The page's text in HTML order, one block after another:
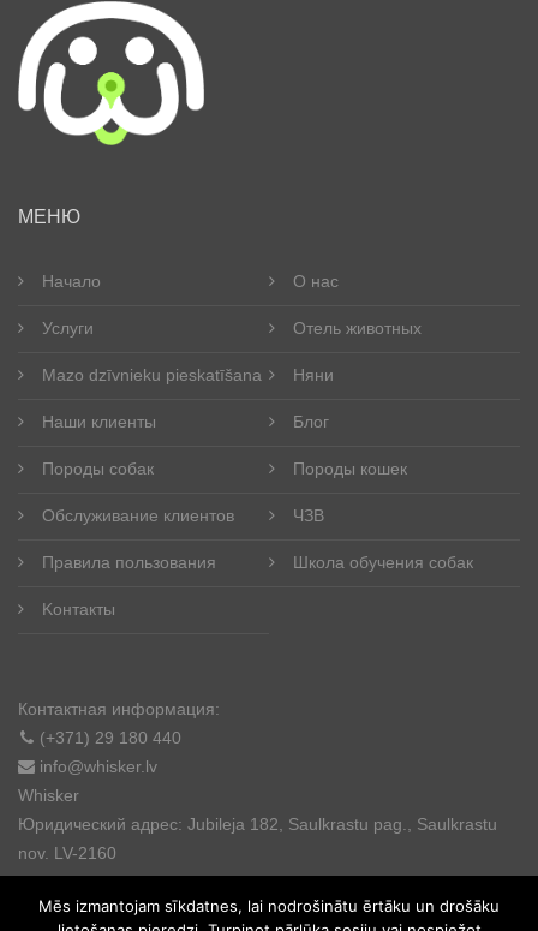
ru
МЕНЮ
Начало О нас
Услуги Отель животных
Mazo dzīvnieku pieskatīšana Няни
Наши клиенты Блог
Породы собак Породы кошек
Обслуживание клиентов ЧЗВ
Правила пользования Школа обучения собак
Kонтакты
Контактная информация:
(+371) 29 180 440
info@whisker.lv
Whisker
Юридический адрес: Jubileja 182, Saulkrastu pag., Saulkrastu
nov. LV-2160
Mēs izmantojam sīkdatnes, lai nodrošinātu ērtāku un drošāku